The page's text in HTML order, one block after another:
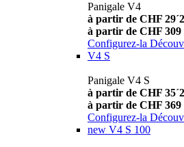
Panigale V4
à partir de CHF
à partir de CHF
Configurez-la
V4 S
Panigale V4 S
à partir de CHF
à partir de CHF
Configurez-la
new V4 S 100